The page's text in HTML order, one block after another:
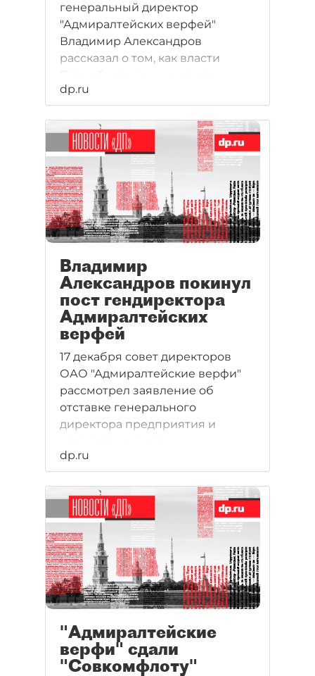
генеральный директор
"Адмиралтейских верфей"
Владимир Александров
рассказал о том, как власти
исторический центр.
dp.ru
Владимир
Александров покинул
пост гендиректора
Адмиралтейских
верфей
17 декабря совет директоров
ОАО "Адмиралтейские верфи"
рассмотрел заявление об
отставке генерального
директора предприятия и
dp.ru
"Адмиралтейские
верфи" сдали
"Совкомфлоту"